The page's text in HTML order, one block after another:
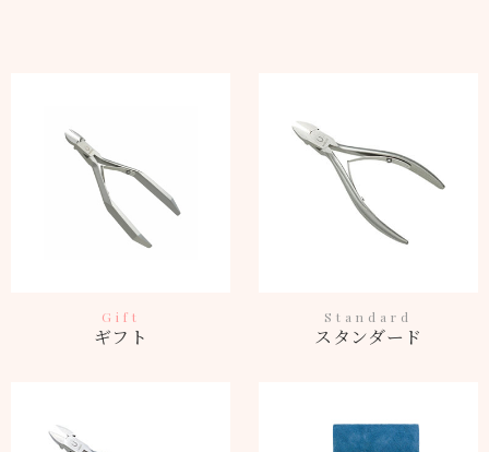
Gift
ギフト
Standard
スタンダード